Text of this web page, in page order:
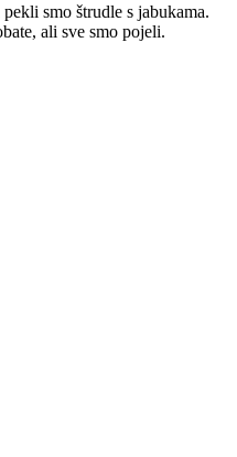
smo štrudle s jabukama.
ali sve smo pojeli.